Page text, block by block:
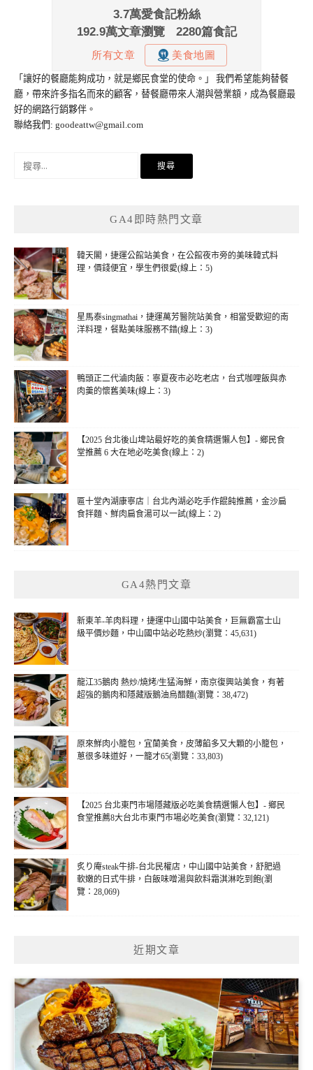
「讓好的餐廳能夠成功，就是鄉民食堂的使命。」 我們希望能夠替餐
廳，帶來許多指名而來的顧客，替餐廳帶來人潮與營業額，成為餐廳最
好的網路行銷夥伴。
聯絡我們: goodeattw@gmail.com
GA4即時熱門文章
韓天閣，捷運公館站美食，在公館夜市旁的美味韓式料
理，價錢便宜，學生們很愛(線上：5)
星馬泰singmathai，捷運萬芳醫院站美食，相當受歡迎的南
洋料理，餐點美味服務不錯(線上：3)
鴨頭正二代滷肉飯：寧夏夜市必吃老店，台式咖哩飯與赤
肉羹的懷舊美味(線上：3)
【2025 台北後山埤站最好吃的美食精選懶人包】- 鄉民食
堂推薦 6 大在地必吃美食(線上：2)
匾十堂內湖康寧店｜台北內湖必吃手作餛飩推薦，金沙扁
食拌麵、鮮肉扁食湯可以一試(線上：2)
GA4熱門文章
新東羊-羊肉料理，捷運中山國中站美食，巨無霸富士山
級平價炒麵，中山國中站必吃熱炒(瀏覽：45,631)
龍江35鵝肉 熱炒/燒烤/生猛海鮮，南京復興站美食，有著
超強的鵝肉和隱藏版鵝油烏醋麵(瀏覽：38,472)
原來鮮肉小籠包，宜蘭美食，皮薄餡多又大顆的小籠包，
蔥很多味道好，一籠才65(瀏覽：33,803)
【2025 台北東門市場隱藏版必吃美食精選懶人包】- 鄉民
食堂推薦8大台北市東門市場必吃美食(瀏覽：32,121)
炙り庵steak牛排-台北民權店，中山國中站美食，舒肥過
軟嫩的日式牛排，白飯味噌湯與飲料霜淇淋吃到飽(瀏
覽：28,069)
近期文章